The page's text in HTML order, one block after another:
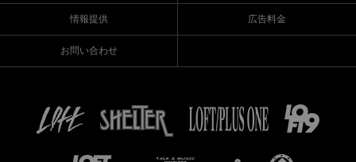
情報提供 広告料金
お問い合わせ